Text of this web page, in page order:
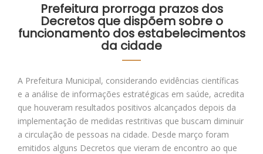
Prefeitura prorroga prazos dos
Decretos que dispõem sobre o
funcionamento dos estabelecimentos
da cidade
A Prefeitura Municipal, considerando evidências científicas
e a análise de informações estratégicas em saúde, acredita
que houveram resultados positivos alcançados depois da
implementação de medidas restritivas que buscam diminuir
a circulação de pessoas na cidade. Desde março foram
emitidos alguns Decretos que vieram de encontro ao que